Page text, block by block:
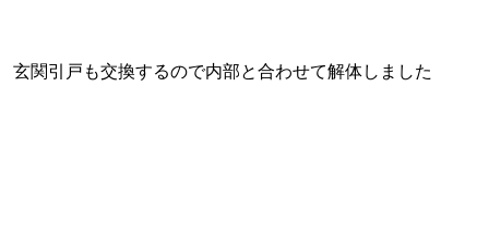
玄関引戸も交換するので内部と合わせて解体しました